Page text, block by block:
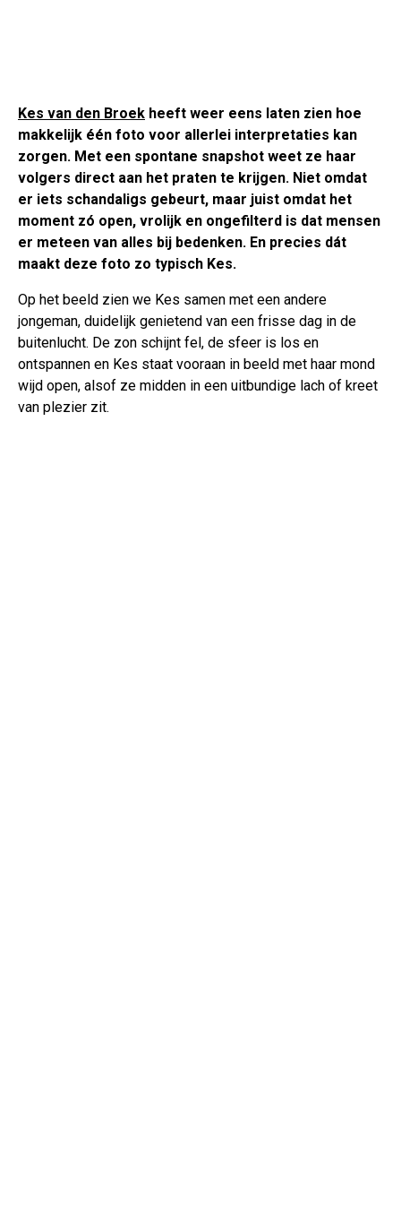
Kes van den Broek heeft weer eens laten zien hoe
makkelijk één foto voor allerlei interpretaties kan
zorgen. Met een spontane snapshot weet ze haar
volgers direct aan het praten te krijgen. Niet omdat
er iets schandaligs gebeurt, maar juist omdat het
moment zó open, vrolijk en ongefilterd is dat mensen
er meteen van alles bij bedenken. En precies dát
maakt deze foto zo typisch Kes.
Op het beeld zien we Kes samen met een andere
jongeman, duidelijk genietend van een frisse dag in de
buitenlucht. De zon schijnt fel, de sfeer is los en
ontspannen en Kes staat vooraan in beeld met haar mond
wijd open, alsof ze midden in een uitbundige lach of kreet
van plezier zit.